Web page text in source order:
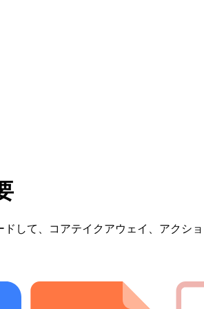
して、コアテイクアウェイ、アクシ